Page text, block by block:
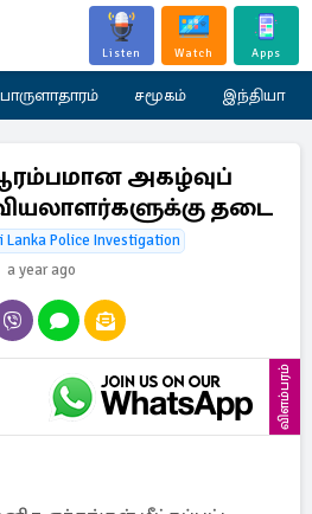
Listen Watch Apps
சமூகம் இந்தியா
அகழ்வுப்
தடை
Lanka Police Investigation
a year ago
விளம்பரம்